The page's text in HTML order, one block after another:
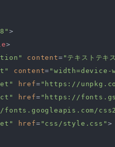
>
>
content= "テキストテキ
content=
href= "https://
href= "https://
href= "css/style.css" >